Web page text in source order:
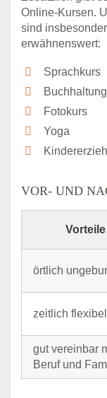
Online-Kursen.
sind
erwähnenswert:
Sprachkurs
Buchhaltung
Fotokurs
Yoga
VOR- UND
Vorteile
örtlich
zeitlich flexibel
gut vereinbar
Beruf und